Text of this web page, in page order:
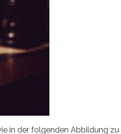
in der folgenden Abbildung zu